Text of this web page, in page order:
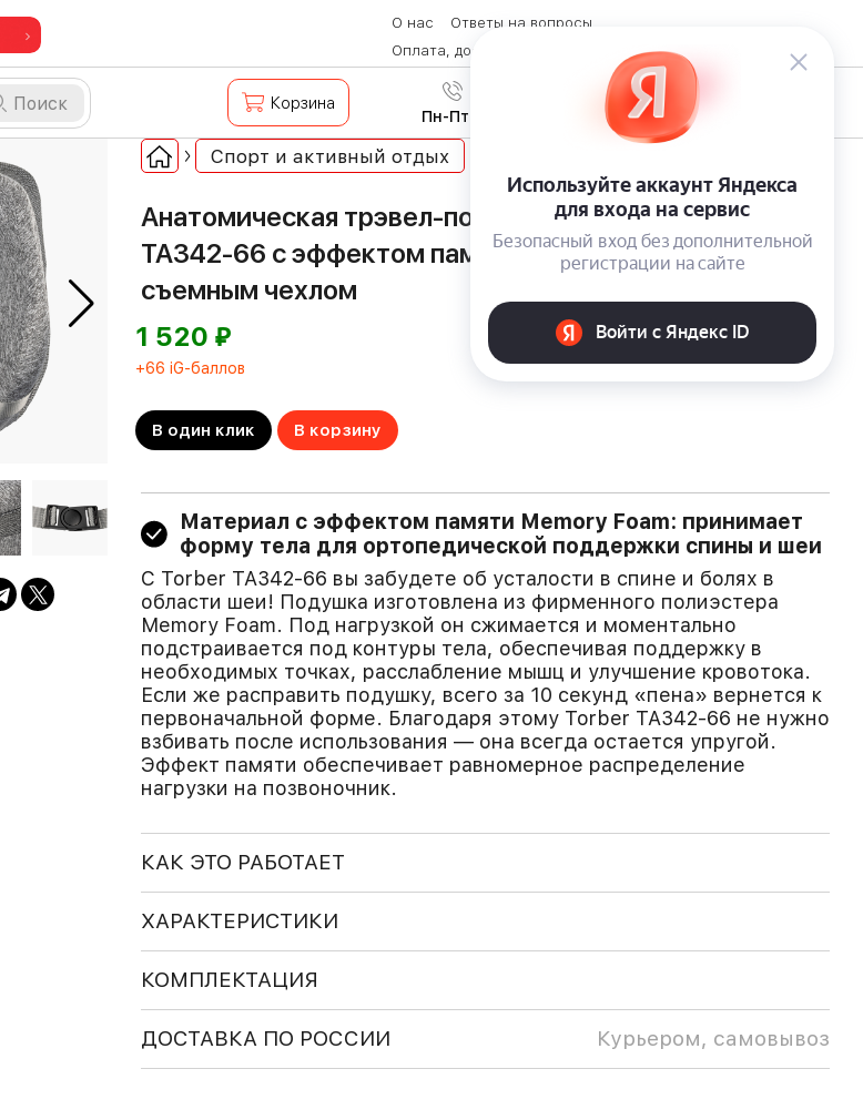
О нас
Ответы на вопросы
Оплата, доставка и возврат товара
Контакты
Поиск Корзина 8 (800) 600-28-07
Пн-Пт с 9:00 до 19:00
Спорт и активный отдых
Анатомическая трэвел-подушка для шеи Torber
TA342-66 с эффектом памяти Memory Foam и
съемным чехлом
1 520 ⃏
+66 iG-баллов
В один клик В корзину
Материал с эффектом памяти Memory Foam: принимает
форму тела для ортопедической поддержки спины и шеи
С Torber TA342-66 вы забудете об усталости в спине и болях в
области шеи! Подушка изготовлена из фирменного полиэстера
Memory Foam. Под нагрузкой он сжимается и моментально
подстраивается под контуры тела, обеспечивая поддержку в
необходимых точках, расслабление мышц и улучшение кровотока.
Если же расправить подушку, всего за 10 секунд «пена» вернется к
первоначальной форме. Благодаря этому Torber TA342-66 не нужно
взбивать после использования — она всегда остается упругой.
Эффект памяти обеспечивает равномерное распределение
нагрузки на позвоночник.
КАК ЭТО РАБОТАЕТ
ХАРАКТЕРИСТИКИ
КОМПЛЕКТАЦИЯ
ДОСТАВКА ПО РОССИИ Курьером, самовывоз